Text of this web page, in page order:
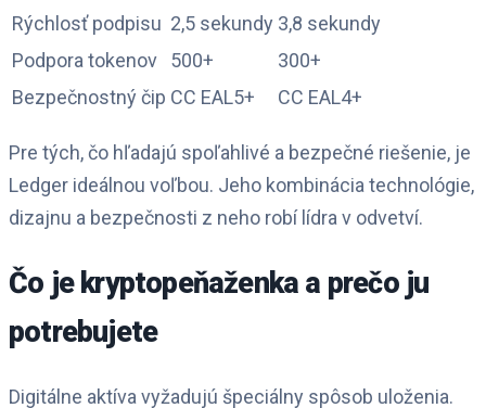
Rýchlosť podpisu 2,5 sekundy 3,8 sekundy
Podpora tokenov
500+
300+
Bezpečnostný čip CC EAL5+ CC EAL4+
Pre tých, čo hľadajú spoľahlivé a bezpečné riešenie, je
Ledger ideálnou voľbou. Jeho kombinácia technológie,
dizajnu a bezpečnosti z neho robí lídra v odvetví.
Čo je kryptopeňaženka a prečo ju
potrebujete
Digitálne aktíva vyžadujú špeciálny spôsob uloženia.